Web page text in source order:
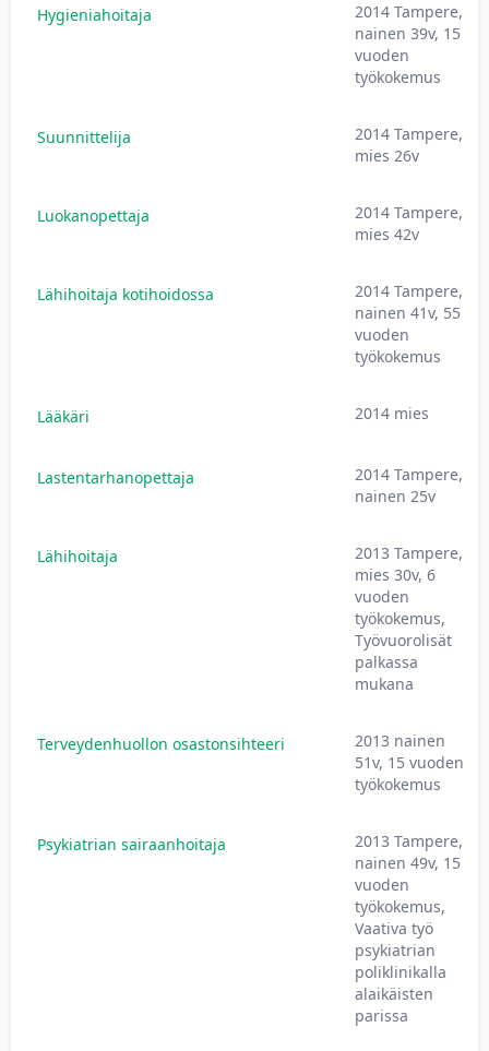
Hygieniahoitaja
2014 Tampere,
nainen 39v, 15
vuoden
työkokemus
Suunnittelija
2014 Tampere,
mies 26v
Luokanopettaja
2014 Tampere,
mies 42v
Lähihoitaja kotihoidossa
2014 Tampere,
nainen 41v, 55
vuoden
työkokemus
Lääkäri 2014 mies
Lastentarhanopettaja
2014 Tampere,
nainen 25v
Lähihoitaja
2013 Tampere,
mies 30v, 6
vuoden
työkokemus,
Työvuorolisät
palkassa
mukana
Terveydenhuollon osastonsihteeri
2013 nainen
51v, 15 vuoden
työkokemus
Psykiatrian sairaanhoitaja
2013 Tampere,
nainen 49v, 15
vuoden
työkokemus,
Vaativa työ
psykiatrian
poliklinikalla
alaikäisten
parissa